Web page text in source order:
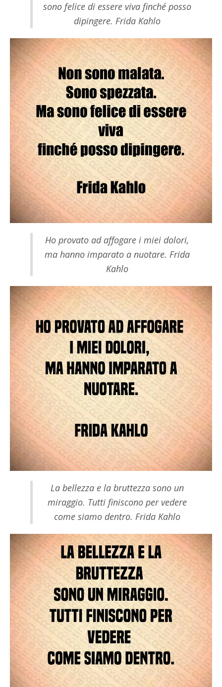
sono felice di essere viva finché posso
dipingere. Frida Kahlo
Ho provato ad affogare i miei dolori,
ma hanno imparato a nuotare. Frida
Kahlo
La bellezza e la bruttezza sono un
miraggio. Tutti finiscono per vedere
come siamo dentro. Frida Kahlo